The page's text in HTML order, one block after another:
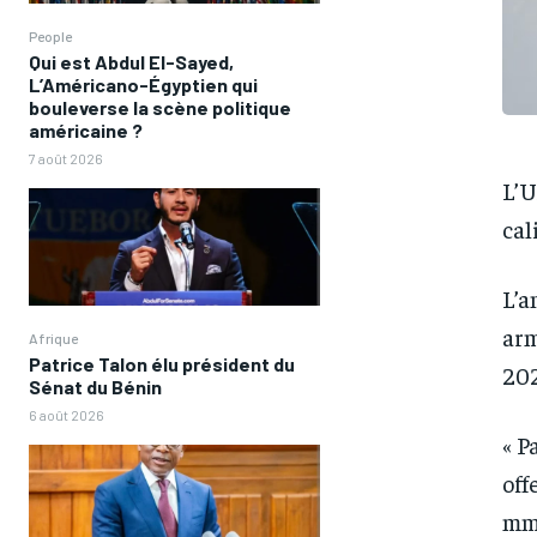
People
Qui est Abdul El-Sayed,
L’Américano-Égyptien qui
bouleverse la scène politique
américaine ?
7 août 2026
Afrique
Patrice Talon élu président du
Sénat du Bénin
6 août 2026
«